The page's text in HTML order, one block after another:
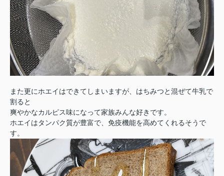
また更にホエイはできてしまいますが、はちみつと混ぜて牛乳で
割ると
爽やかなカルピス味になって家族みんな好きです。
ホエイはタンパク質が豊富で、免疫機能を高めてくれるそうで
す。